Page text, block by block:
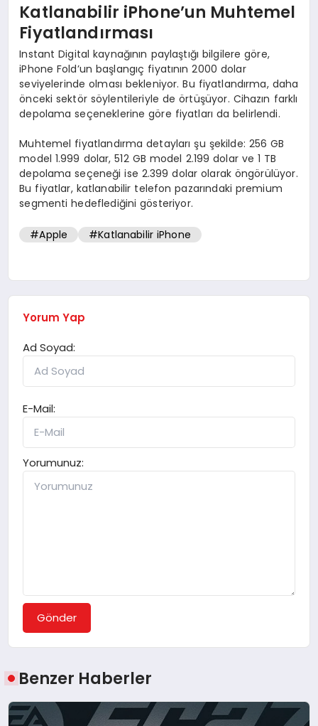
Katlanabilir iPhone’un Muhtemel
Fiyatlandırması
Instant Digital kaynağının paylaştığı bilgilere göre,
iPhone Fold’un başlangıç fiyatının 2000 dolar
seviyelerinde olması bekleniyor. Bu fiyatlandırma, daha
önceki sektör söylentileriyle de örtüşüyor. Cihazın farklı
depolama seçeneklerine göre fiyatları da belirlendi.
Muhtemel fiyatlandırma detayları şu şekilde: 256 GB
model 1.999 dolar, 512 GB model 2.199 dolar ve 1 TB
depolama seçeneği ise 2.399 dolar olarak öngörülüyor.
Bu fiyatlar, katlanabilir telefon pazarındaki premium
segmenti hedeflediğini gösteriyor.
#Apple #Katlanabilir iPhone
Yorum Yap
Ad Soyad:
E-Mail:
Yorumunuz:
Gönder
Benzer Haberler